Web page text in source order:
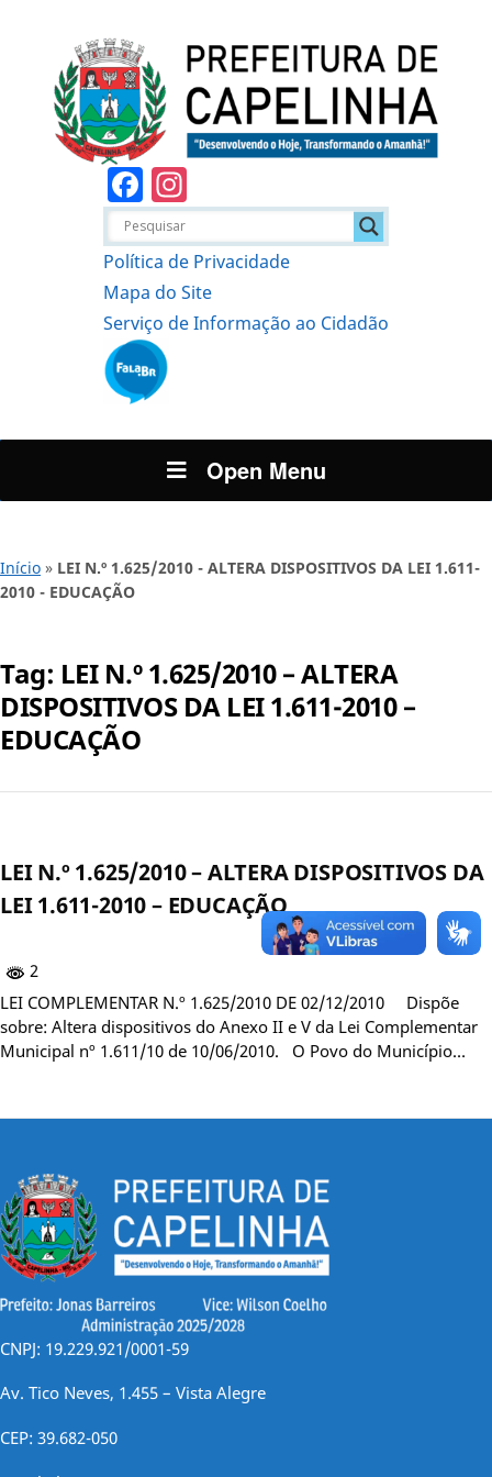
Facebook
Política de Privacidade
Mapa do Site
Serviço de Informação ao Cidadão
Open Menu
Início » LEI N.º 1.625/2010 - ALTERA DISPOSITIVOS DA LEI 1.611-
2010 - EDUCAÇÃO
Tag: LEI N.º 1.625/2010 – ALTERA
DISPOSITIVOS DA LEI 1.611-2010 –
EDUCAÇÃO
LEI N.º 1.625/2010 – ALTERA DISPOSITIVOS DA
LEI 1.611-2010 – EDUCAÇÃO
2
LEI COMPLEMENTAR N.º 1.625/2010 DE 02/12/2010 Dispõe
sobre: Altera dispositivos do Anexo II e V da Lei Complementar
Municipal nº 1.611/10 de 10/06/2010. O Povo do Município…
CNPJ: 19.229.921/0001-59
Av. Tico Neves, 1.455 – Vista Alegre
CEP: 39.682-050